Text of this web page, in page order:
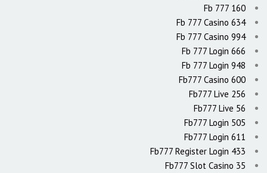
Fb 777 160
Fb 777 Casino 634
Fb 777 Casino 994
Fb 777 Login 666
Fb 777 Login 948
Fb777 Casino 600
Fb777 Live 256
Fb777 Live 56
Fb777 Login 505
Fb777 Login 611
Fb777 Register Login 433
Fb777 Slot Casino 35